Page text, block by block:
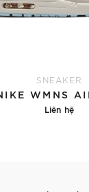
SNEAKER
Liên hệ